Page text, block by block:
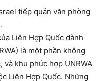
tiếp quản văn phòng
Liên Hợp Quốc dành
là một phần không
và khu phức hợp UNRWA
Liên Hợp Quốc. Những